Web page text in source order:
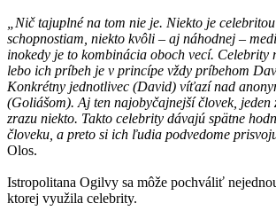
„Nič tajuplné na tom nie je. Niekto je
schopnostiam, niekto kvôli – aj náhodnej –
inokedy je to kombinácia oboch vecí. Celebrity
lebo ich príbeh je v princípe vždy príbehom
Konkrétny jednotlivec (David) víťazí nad
(Goliášom). Aj ten najobyčajnejší človek, jeden
zrazu niekto. Takto celebrity dávajú spätne
človeku, a preto si ich ľudia podvedome
Olos.
Istropolitana Ogilvy sa môže pochváliť
ktorej využila celebrity.